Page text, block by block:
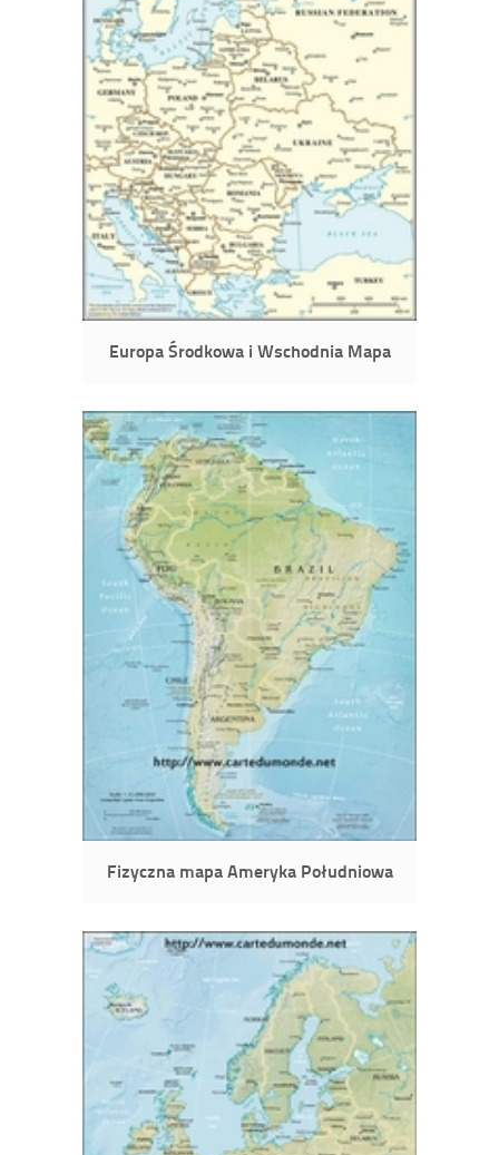
Europa Środkowa i Wschodnia Mapa
Fizyczna mapa Ameryka Południowa